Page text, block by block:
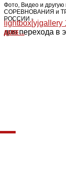
lightbox[yjgallery
для перехода в
Фото, Видео и
СОРЕВНОВАНИЯ и
РОССИИ -
ДАЛЕЕ ...